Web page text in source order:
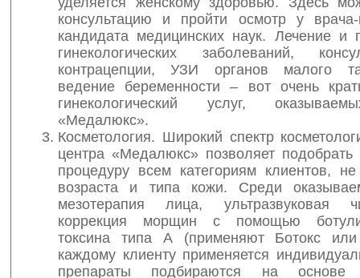
консультацию и пройти осмотр у врача-
кандидата медицинских наук. Лечение и
гинекологических заболеваний,
контрацепции, УЗИ органов малого
ведение беременности – вот очень
гинекологический услуг,
«Медалюкс».
Косметология. Широкий спектр
центра «Медалюкс» позволяет
процедуру всем категориям клиентов,
возраста и типа кожи. Среди
мезотерапия лица, ультразвуковая
коррекция морщин с помощью
токсина типа А (применяют Ботокс
каждому клиенту применяется
препараты подбираются на основе